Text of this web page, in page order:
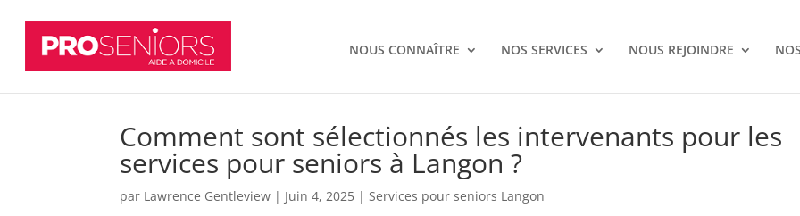
NOUS CONNAÎTRE NOS SERVICES NOUS REJOINDRE
Comment sont sélectionnés les intervenants pour les
services pour seniors à Langon ?
par Lawrence Gentleview | Juin 4, 2025 |Services pour seniors Langon